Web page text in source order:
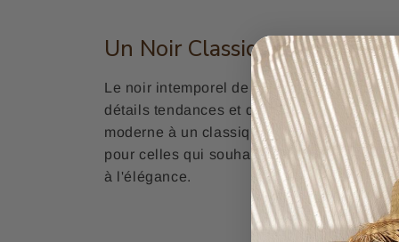
Un Noir Classique Revisité
Le noir intemporel de cessandales
détails tendances et des boucles
moderne à un classique de la garde-robe.
pour celles qui souhaitent exprimer leur
à l'élégance.